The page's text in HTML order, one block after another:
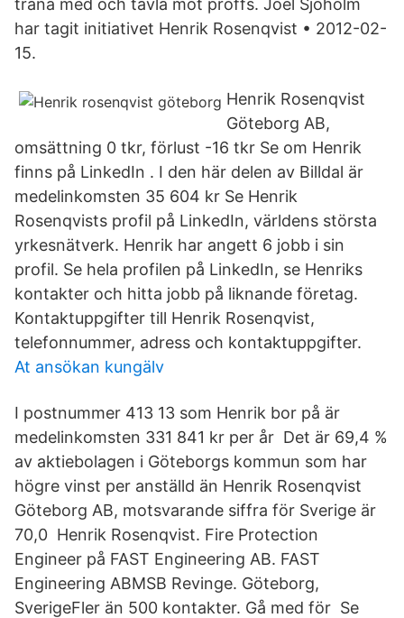
träna med och tävla mot proffs. Joel Sjöholm
har tagit initiativet Henrik Rosenqvist • 2012-02-
15.
Henrik Rosenqvist
Göteborg AB,
omsättning 0 tkr, förlust -16 tkr Se om Henrik
finns på LinkedIn . I den här delen av Billdal är
medelinkomsten 35 604 kr Se Henrik
Rosenqvists profil på LinkedIn, världens största
yrkesnätverk. Henrik har angett 6 jobb i sin
profil. Se hela profilen på LinkedIn, se Henriks
kontakter och hitta jobb på liknande företag.
Kontaktuppgifter till Henrik Rosenqvist,
telefonnummer, adress och kontaktuppgifter.
At ansökan kungälv
I postnummer 413 13 som Henrik bor på är
medelinkomsten 331 841 kr per år Det är 69,4 %
av aktiebolagen i Göteborgs kommun som har
högre vinst per anställd än Henrik Rosenqvist
Göteborg AB, motsvarande siffra för Sverige är
70,0 Henrik Rosenqvist. Fire Protection
Engineer på FAST Engineering AB. FAST
Engineering ABMSB Revinge. Göteborg,
SverigeFler än 500 kontakter. Gå med för Se